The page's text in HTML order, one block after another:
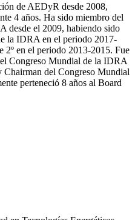
de AEDyR desde 2008,
4 años. Ha sido miembro del
desde el 2009, habiendo sido
la IDRA en el periodo 2017-
2º en el periodo 2013-2015. Fue
Congreso Mundial de la IDRA
Chairman del Congreso Mundial
perteneció 8 años al Board